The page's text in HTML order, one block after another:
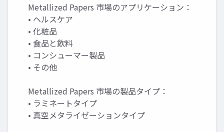
Metallized Papers 市場のアプリケーション：
• ヘルスケア
• 化粧品
• 食品と飲料
• コンシューマー製品
• その他
Metallized Papers 市場の製品タイプ：
• ラミネートタイプ
• 真空メタライゼーションタイプ